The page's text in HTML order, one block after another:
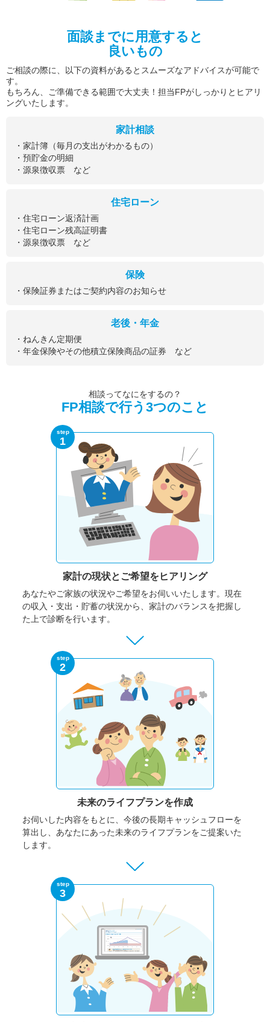
面談までに用意すると
良いもの
ご相談の際に、以下の資料があるとスムーズなアドバイスが可能で
す。
もちろん、ご準備できる範囲で大丈夫！担当FPがしっかりとヒアリ
ングいたします。
家計相談
・家計簿（毎月の支出がわかるもの）
・預貯金の明細
・源泉徴収票 など
住宅ローン
・住宅ローン返済計画
・住宅ローン残高証明書
・源泉徴収票 など
保険
・保険証券またはご契約内容のお知らせ
老後・年金
・ねんきん定期便
・年金保険やその他積立保険商品の証券 など
相談ってなにをするの？
FP相談で行う3つのこと
step
1
家計の現状と ご希望をヒアリング
あなたやご家族の状況やご希望をお伺いいたします。 現在
の収入・支出・貯蓄の状況から、家計のバランスを把握し
た上で診断を行います。
step
2
未来のライフプランを作成
お伺いした内容をもとに、今後の長期キャッシュフローを
算出し、あなたにあった未来のライフプランをご提案いた
します。
step
3